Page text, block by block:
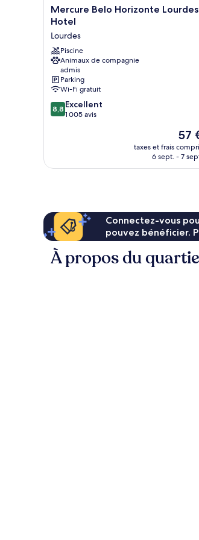
Mercure
Belo
Lourdes
Hotel
Lourdes
Mercure Belo Horizonte Lourdes
Hotel
Lourdes
Piscine
Animaux de compagnie
admis
Parking
Wi-Fi gratuit
8.8
sur
8,8 Excellent
1 005 avis
Le
prix
57
taxes et frais
6 sept. - 7
Connectez-vous
pouvez bénéficier.
À propos du